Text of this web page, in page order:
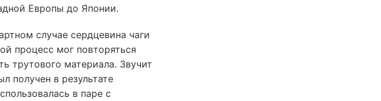
Европы до Японии.
случае сердцевина чаги
процесс мог повторяться
трутового материала. Звучит
получен в результате
в паре с